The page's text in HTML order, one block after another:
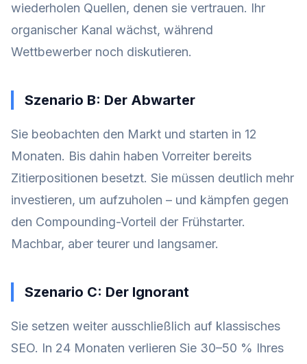
wiederholen Quellen, denen sie vertrauen. Ihr
organischer Kanal wächst, während
Wettbewerber noch diskutieren.
Szenario B: Der Abwarter
Sie beobachten den Markt und starten in 12
Monaten. Bis dahin haben Vorreiter bereits
Zitierpositionen besetzt. Sie müssen deutlich mehr
investieren, um aufzuholen – und kämpfen gegen
den Compounding-Vorteil der Frühstarter.
Machbar, aber teurer und langsamer.
Szenario C: Der Ignorant
Sie setzen weiter ausschließlich auf klassisches
SEO. In 24 Monaten verlieren Sie 30–50 % Ihres